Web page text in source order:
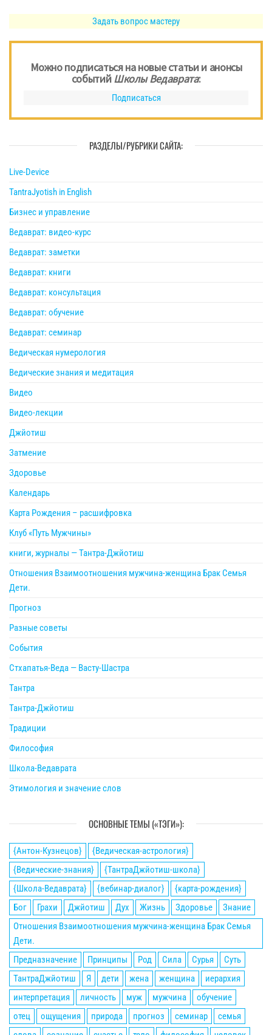
Задать вопрос мастеру
Можно подписаться на новые статьи и анонсы
событийШколы Ведаврата:
Подписаться
РАЗДЕЛЫ/РУБРИКИ САЙТА:
Live-Device
TantraJyotish in English
Бизнес и управление
Ведаврат: видео-курс
Ведаврат: заметки
Ведаврат: книги
Ведаврат: консультация
Ведаврат: обучение
Ведаврат: семинар
Ведическая нумерология
Ведические знания и медитация
Видео
Видео-лекции
Джйотиш
Затмение
Здоровье
Календарь
Карта Рождения – расшифровка
Клуб «Путь Мужчины»
книги, журналы — Тантра-Джйотиш
Отношения Взаимоотношения мужчина-женщина Брак Семья
Дети.
Прогноз
Разные советы
События
Стхапатья-Веда — Васту-Шастра
Тантра
Тантра-Джйотиш
Традиции
Философия
Школа-Ведаврата
Этимология и значение слов
ОСНОВНЫЕ ТЕМЫ («ТЭГИ»):
{Антон-Кузнецов}
{Ведическая-астрология}
{Ведические-знания}
{ТантраДжйотиш-школа}
{Школа-Ведаврата}
{вебинар-диалог}
{карта-рождения}
Бог
Грахи Джйотиш Дух Жизнь Здоровье
Знание
Отношения Взаимоотношения мужчина-женщина Брак Семья
Дети.
Предназначение
Принципы Род Сила Сурья
Суть
ТантраДжйотиш
Я дети жена женщина
иерархия
интерпретация
личность муж мужчина
обучение
отец
ощущения природа прогноз семинар
семья